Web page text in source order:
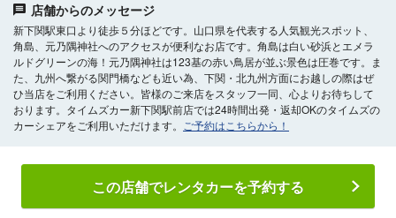
店舗からのメッセージ
新下関駅東口より徒歩５分ほどです。山口県を代表する人気観光スポット、
角島、元乃隅神社へのアクセスが便利なお店です。角島は白い砂浜とエメラ
ルドグリーンの海！元乃隅神社は123基の赤い鳥居が並ぶ景色は圧巻です。ま
た、九州へ繋がる関門橋なども近い為、下関・北九州方面にお越しの際はぜ
ひ当店をご利用ください。皆様のご来店をスタッフ一同、心よりお待ちして
おります。タイムズカー新下関駅前店では24時間出発・返却OKのタイムズの
カーシェアをご利用いただけます。
ご予約はこちらから！
この店舗でレンタカーを予約する